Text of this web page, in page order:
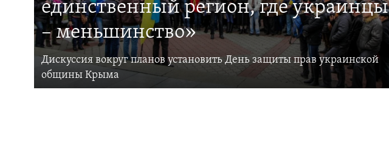
единственный регион, где украинцы
– меньшинство»
Дискуссия вокруг планов установить День защиты прав украинской
общины Крыма